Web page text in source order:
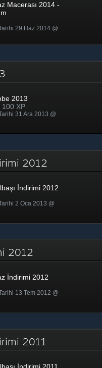
Macerası 2014 -
29 Haz 2014 @
2013
100 XP
31 Ara 2013 @
2012
İndirimi 2012
2 Oca 2013 @
2012
İndirimi 2012
13 Tem 2012 @
2011